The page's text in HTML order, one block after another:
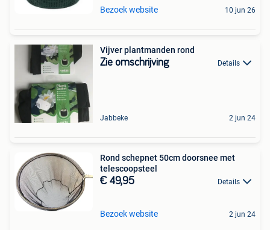
Bezoek website 10 jun 26
Vijver plantmanden rond
Zie omschrijving Details
Jabbeke 2 jun 24
Rond schepnet 50cm doorsnee met
telescoopsteel
€ 49,95 Details
Bezoek website 2 jun 24